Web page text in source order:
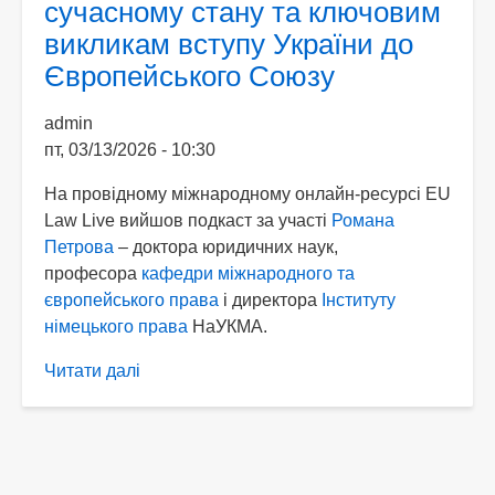
чому
рішення
про
90
є
можливістю
для
Європи
сучасному стану та ключовим
викликам вступу України до
Європейського Союзу
admin
пт, 03/13/2026 - 10:30
На провідному міжнародному онлайн-ресурсі EU
Law Live вийшов подкаст за участі Романа
Петрова – доктора юридичних наук,
професора кафедри міжнародного та
європейського права і директора Інституту
німецького права НаУКМА.
Читати далі